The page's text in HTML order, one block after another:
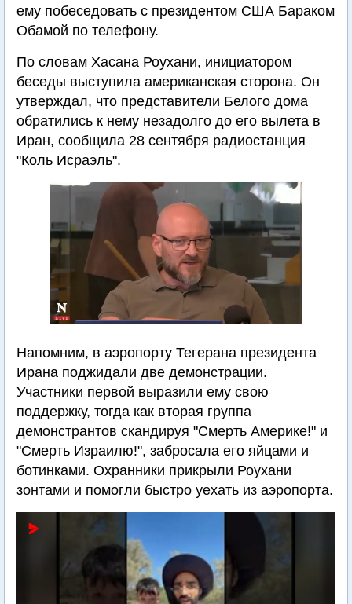
ему побеседовать с президентом США Бараком
Обамой по телефону.
По словам Хасана Роухани, инициатором
беседы выступила американская сторона. Он
утверждал, что представители Белого дома
обратились к нему незадолго до его вылета в
Иран, сообщила 28 сентября радиостанция
"Коль Исраэль".
Напомним, в аэропорту Тегерана президента
Ирана поджидали две демонстрации.
Участники первой выразили ему свою
поддержку, тогда как вторая группа
демонстрантов скандируя "Смерть Америке!" и
"Смерть Израилю!", забросала его яйцами и
ботинками. Охранники прикрыли Роухани
зонтами и помогли быстро уехать из аэропорта.